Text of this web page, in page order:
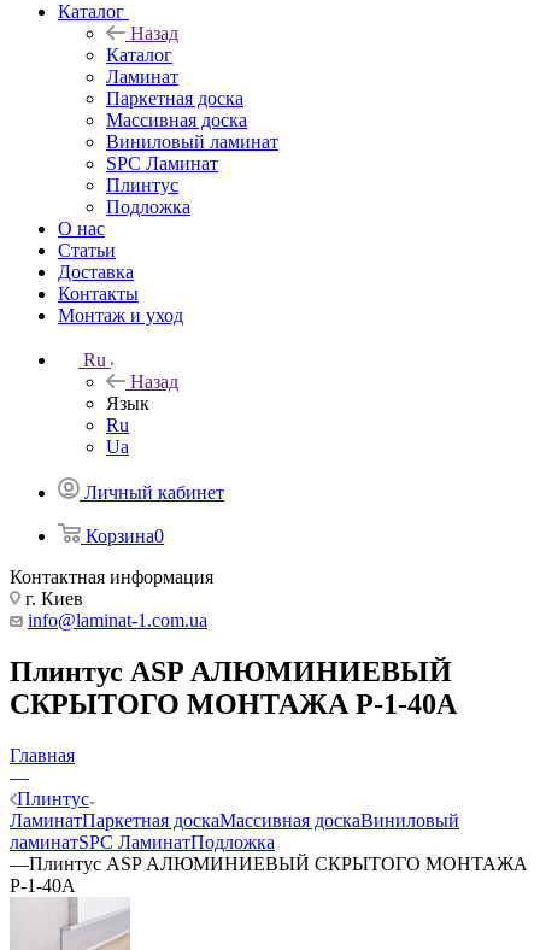
Каталог
Назад
Каталог
Ламинат
Паркетная доска
Массивная доска
Виниловый ламинат
SPC Ламинат
Плинтус
Подложка
О нас
Статьи
Доставка
Контакты
Монтаж и уход
Ru
Назад
Язык
Ru
Ua
Личный кабинет
Корзина0
Контактная информация
г. Киев
info@laminat-1.com.ua
Плинтус ASP АЛЮМИНИЕВЫЙ
СКРЫТОГО МОНТАЖА P-1-40А
Главная
—
Плинтус
ЛаминатПаркетная доскаМассивная доскаВиниловый
ламинатSPC ЛаминатПодложка
—Плинтус ASP АЛЮМИНИЕВЫЙ СКРЫТОГО МОНТАЖА
P-1-40А